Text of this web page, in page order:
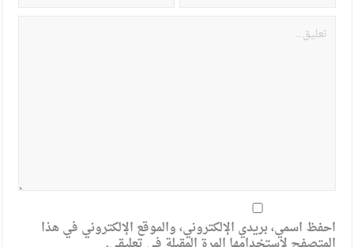
احفظ اسمي، بريدي الإلكتروني، والموقع الإلكتروني في هذا